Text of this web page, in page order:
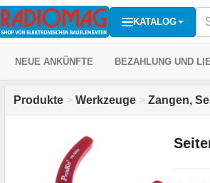
KATALOG
NEUE ANKÜNFTE BEZAHLUNG UND
Produkte > Werkzeuge > Zangen,